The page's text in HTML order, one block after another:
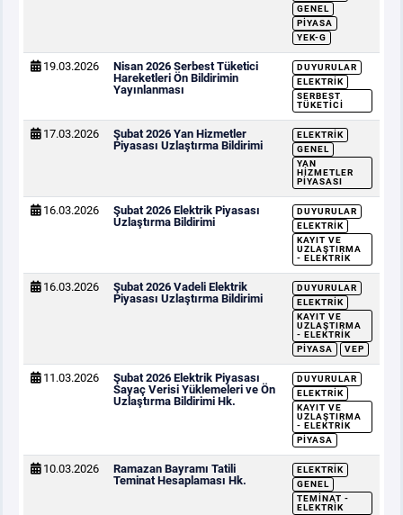
BT HİZMET YÖNETİM SİSTEMİ POLİTİKAMIZ
GENEL
PIYASA
YEK-G
19.03.2026
Nisan 2026 Serbest Tüketici
Hareketleri Ön Bildirimin
Yayınlanması
DUYURULAR
ELEKTRIK
SERBEST
TÜKETICI
17.03.2026
Şubat 2026 Yan Hizmetler
Piyasası Uzlaştırma Bildirimi
ELEKTRIK
GENEL
YAN
HIZMETLER
PIYASASI
16.03.2026
Şubat 2026 Elektrik Piyasası
Uzlaştırma Bildirimi
DUYURULAR
ELEKTRIK
KAYIT VE
UZLAŞTIRMA
- ELEKTRIK
16.03.2026
Şubat 2026 Vadeli Elektrik
Piyasası Uzlaştırma Bildirimi
DUYURULAR
ELEKTRIK
KAYIT VE
UZLAŞTIRMA
- ELEKTRIK
PIYASA
VEP
11.03.2026
Şubat 2026 Elektrik Piyasası
Sayaç Verisi Yüklemeleri ve Ön
Uzlaştırma Bildirimi Hk.
DUYURULAR
ELEKTRIK
KAYIT VE
UZLAŞTIRMA
- ELEKTRIK
PIYASA
10.03.2026
Ramazan Bayramı Tatili
Teminat Hesaplaması Hk.
ELEKTRIK
GENEL
TEMINAT -
ELEKTRIK